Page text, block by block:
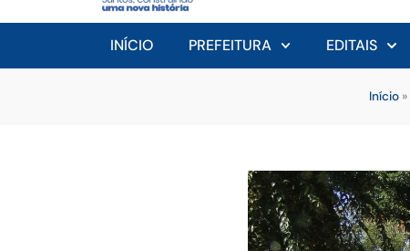
INÍCIO PREFEITURA EDITAIS
Início»